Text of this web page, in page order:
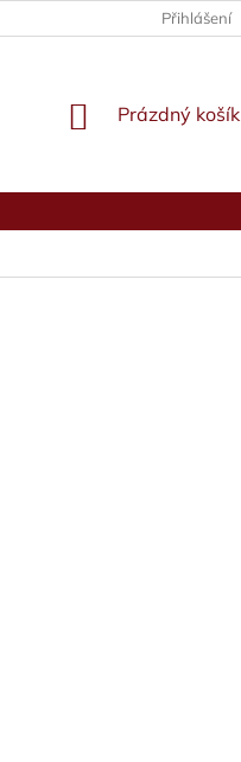
Přihlášení
NÁKUPNÍ
Prázdný košík